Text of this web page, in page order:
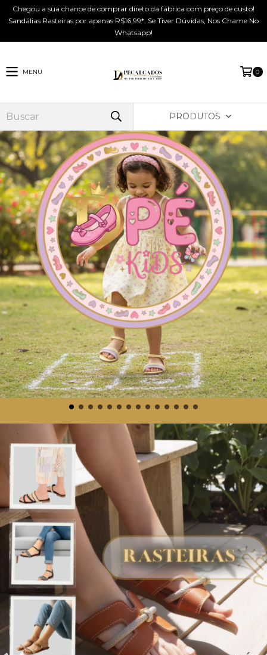
Chegou a sua chance de comprar direto da fábrica com preço de custo!
Sandálias Rasteiras por apenas R$16,99*. Se Tiver Dúvidas, Nos Chame No
Whatsapp!
MENU 0
PRODUTOS